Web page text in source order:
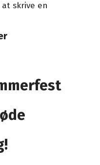
skrive en